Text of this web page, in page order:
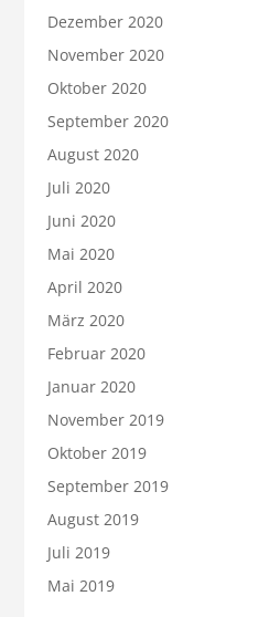
Dezember 2020
November 2020
Oktober 2020
September 2020
August 2020
Juli 2020
Juni 2020
Mai 2020
April 2020
März 2020
Februar 2020
Januar 2020
November 2019
Oktober 2019
September 2019
August 2019
Juli 2019
Mai 2019